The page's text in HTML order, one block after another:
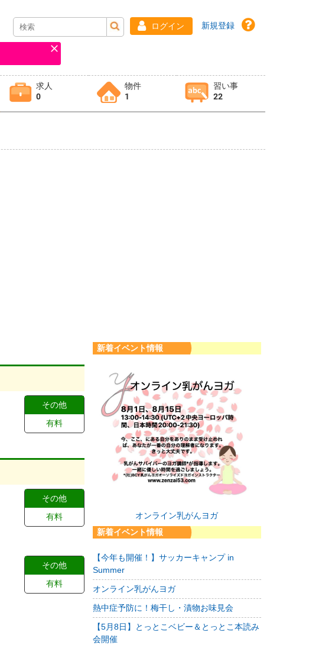
ログイン 新規登録
求人
0
物件
1
習い事
22
その他
有料
その他
有料
その他
有料
新着イベント情報
オンライン乳がんヨガ
新着イベント情報
【今年も開催！】サッカーキャンプ in
Summer
オンライン乳がんヨガ
熱中症予防に！梅干し・漬物お味見会
【5月8日】とっとこベビー＆とっとこ本読み
会開催